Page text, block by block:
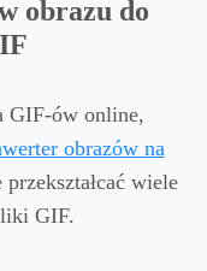
obrazu do
GIF-ów online,
obrazów na
wiele
GIF.